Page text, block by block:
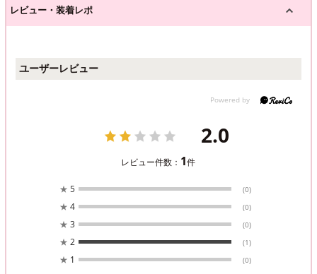
レビュー・装着レポ
ユーザーレビュー
2.0
レビュー件数： 1件
★ 5 (0)
★ 4 (0)
★ 3 (0)
★ 2 (1)
★ 1 (0)